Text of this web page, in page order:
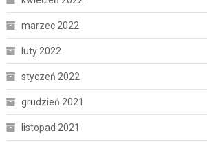
marzec 2022
luty 2022
styczeń 2022
grudzień 2021
listopad 2021